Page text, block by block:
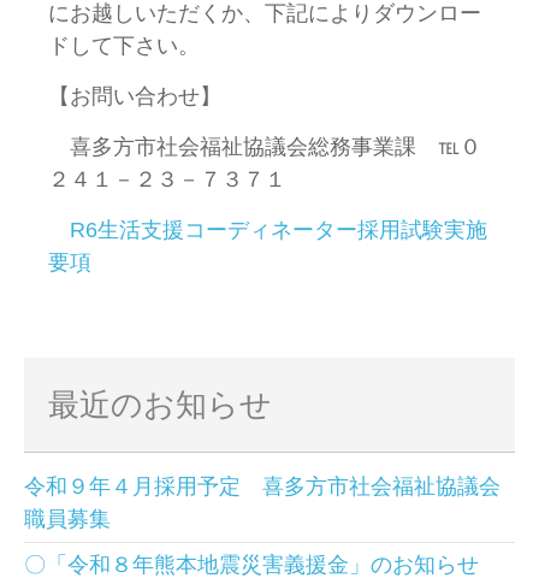
にお越しいただくか、下記によりダウンロー
ドして下さい。
【お問い合わせ】
喜多方市社会福祉協議会総務事業課 ℡０
２４１－２３－７３７１
R6生活支援コーディネーター採用試験実施
要項
最近のお知らせ
令和９年４月採用予定 喜多方市社会福祉協議会
職員募集
〇「令和８年熊本地震災害義援金」のお知らせ